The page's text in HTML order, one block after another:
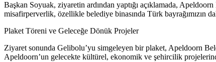
Başkan Soyuak, ziyaretin ardından yaptığı açıklamada,
misafirperverlik, özellikle belediye binasında Türk bayrağımızın
Plaket Töreni ve Geleceğe Dönük Projeler
Ziyaret sonunda Gelibolu’yu simgeleyen bir plaket, Apeldoorn
Apeldoorn’un gelecekte kültürel, ekonomik ve şehircilik